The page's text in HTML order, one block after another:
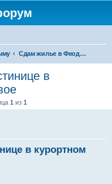
Сдам жилье в Феодосии - аренда жилья от хозяев
в
1 из 1
в курортном